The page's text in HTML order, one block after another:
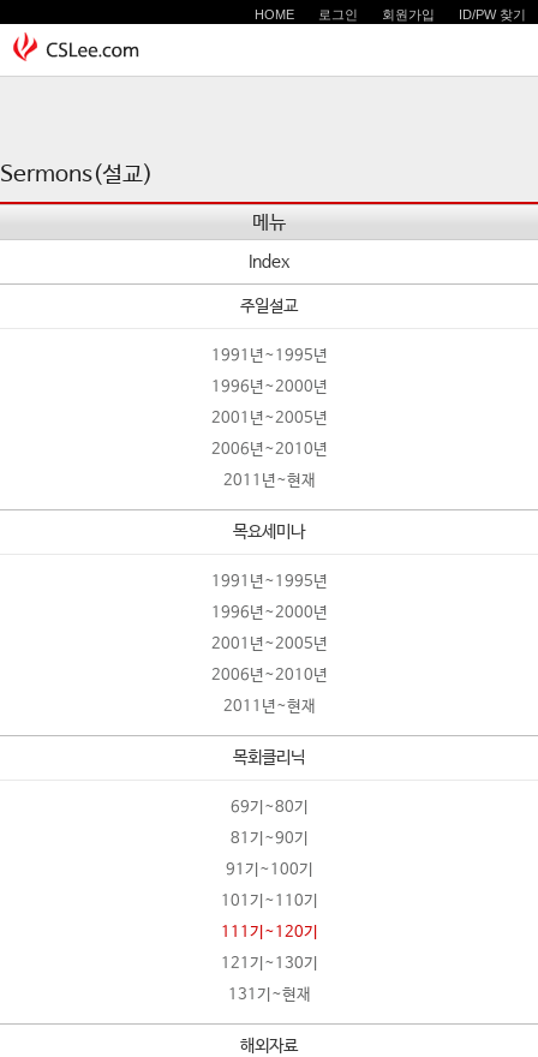
HOME 로그인 회원가입 ID/PW 찾기
Sermons(설교)
메뉴
Index
주일설교
1991년~1995년
1996년~2000년
2001년~2005년
2006년~2010년
2011년~현재
목요세미나
1991년~1995년
1996년~2000년
2001년~2005년
2006년~2010년
2011년~현재
목회클리닉
69기~80기
81기~90기
91기~100기
101기~110기
111기~120기
121기~130기
131기~현재
해외자료